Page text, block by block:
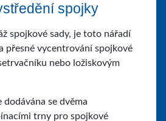
spojky
spojkové sady, je toto nářadí
přesné vycentrování spojkové
nebo ložiskovým
dodávána se dvěma
trny pro spojkové